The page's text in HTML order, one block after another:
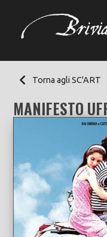
Torna agli SC'ART
MANIFESTO